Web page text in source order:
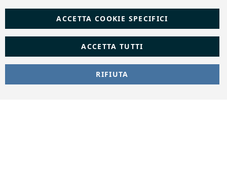
ACCETTA TUTTI
ACCETTA COOKIE SPECIFICI
RIFIUTA